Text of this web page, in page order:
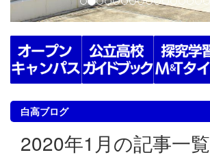
白高ブログ
2020年1月の記事一覧